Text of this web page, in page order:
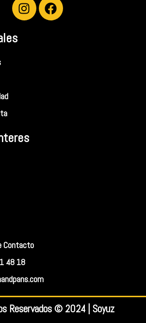
n
a
Contacto
48 18
Reservados © 2024 | Soyuz